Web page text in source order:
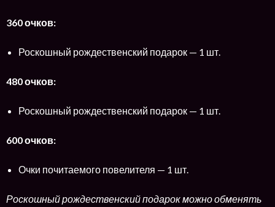
360 очков:
Роскошный рождественский подарок — 1 шт.
480 очков:
Роскошный рождественский подарок — 1 шт.
600 очков:
Очки почитаемого повелителя — 1 шт.
Роскошный рождественский подарок можно обменять